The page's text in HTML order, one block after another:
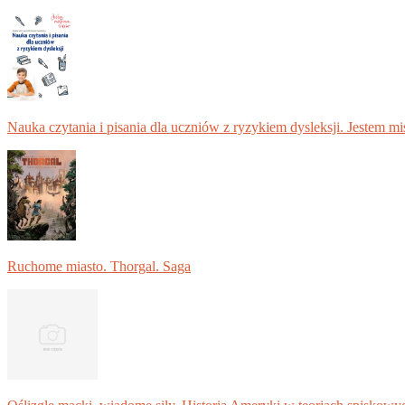
Nauka czytania i pisania dla uczniów z ryzykiem dysleksji. Jestem
Ruchome miasto. Thorgal. Saga